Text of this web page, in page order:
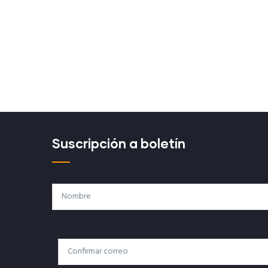
Suscripción a boletín
Nombre
Correo
Correo Electrónico